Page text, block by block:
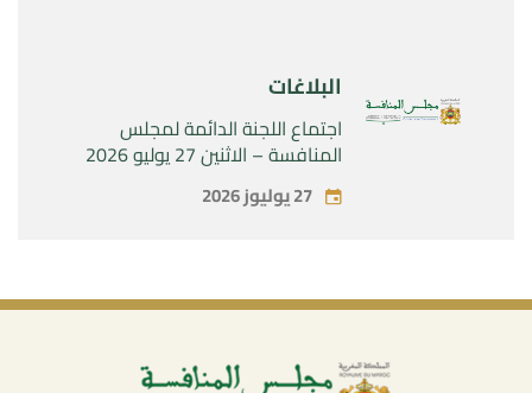
البلاغات
اجتماع اللجنة الدائمة لمجلس
المنافسة – الاثنين 27 يوليو 2026
27 يوليوز 2026